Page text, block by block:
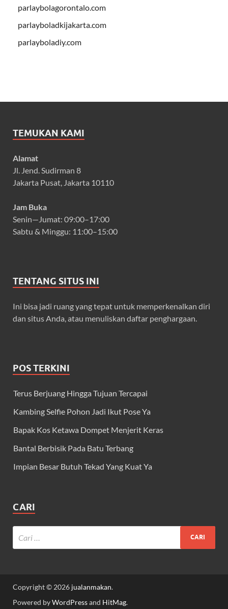
parlaybolagorontalo.com
parlayboladkijakarta.com
parlayboladiy.com
TEMUKAN KAMI
Alamat
Jl. Jend. Sudirman 8
Jakarta Pusat, Jakarta 10110
Jam Buka
Senin—Jumat: 09:00–17:00
Sabtu & Minggu: 11:00–15:00
TENTANG SITUS INI
Ini bisa jadi ruang yang tepat untuk memperkenalkan diri
dan situs Anda, atau menuliskan daftar penghargaan.
POS TERKINI
Terus Berjuang Hingga Tujuan Tercapai
Kambing Selfie Pohon Jadi Ikut Pose Ya
Bapak Kos Ketawa Dompet Menjerit Keras
Bantal Berbisik Pada Batu Terbang
Impian Besar Butuh Tekad Yang Kuat Ya
CARI
Copyright © 2026 jualanmakan.
Powered byWordPressand HitMag.